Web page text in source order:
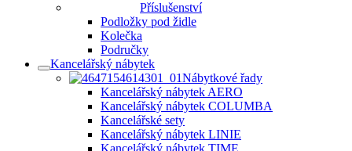
Příslušenství
Podložky pod židle
Kolečka
Područky
Kancelářský nábytek
Nábytkové řady
Kancelářský nábytek AERO
Kancelářský nábytek COLUMBA
Kancelářské sety
Kancelářský nábytek LINIE
Kancelářský nábytek TIME